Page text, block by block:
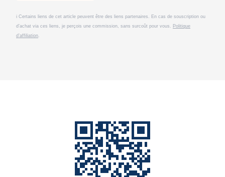
ℹ️ Certains liens de cet article peuvent être des liens partenaires. En cas de souscription ou
d’achat via ces liens, je perçois une commission, sans surcoût pour vous. Politique
d’affiliation